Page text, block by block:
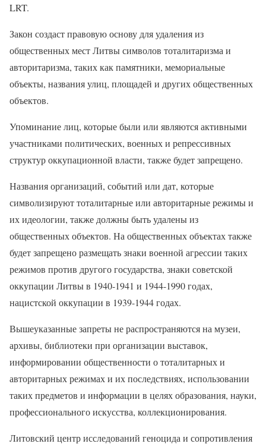
LRT.
Закон создаст правовую основу для удаления из
общественных мест Литвы символов тоталитаризма и
авторитаризма, таких как памятники, мемориальные
объекты, названия улиц, площадей и других общественных
объектов.
Упоминание лиц, которые были или являются активными
участниками политических, военных и репрессивных
структур оккупационной власти, также будет запрещено.
Названия организаций, событий или дат, которые
символизируют тоталитарные или авторитарные режимы и
их идеологии, также должны быть удалены из
общественных объектов. На общественных объектах также
будет запрещено размещать знаки военной агрессии таких
режимов против другого государства, знаки советской
оккупации Литвы в 1940-1941 и 1944-1990 годах,
нацистской оккупации в 1939-1944 годах.
Вышеуказанные запреты не распространяются на музеи,
архивы, библиотеки при организации выставок,
информировании общественности о тоталитарных и
авторитарных режимах и их последствиях, использовании
таких предметов и информации в целях образования, науки,
профессионального искусства, коллекционирования.
Литовский центр исследований геноцида и сопротивления